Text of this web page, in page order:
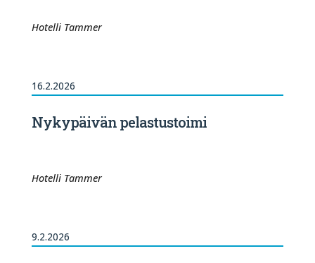
Hotelli Tammer
16.2.2026
Nykypäivän pelastustoimi
Hotelli Tammer
9.2.2026